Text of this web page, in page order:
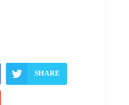
SHARE